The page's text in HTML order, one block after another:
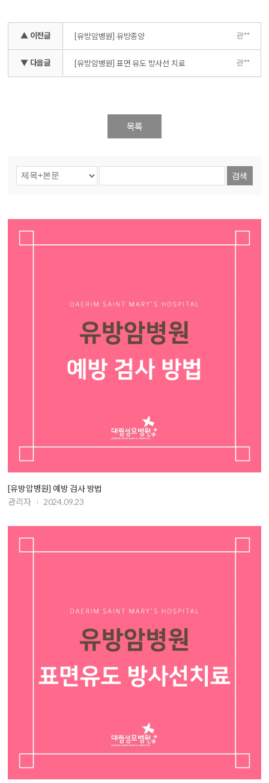
▲ 이전글 [유방암병원] 유방종양 관**
▼ 다음글 [유방암병원] 표면 유도 방사선 치료 관**
목록
검색
[유방압병원] 예방 검사 방법
관리자
2024.09.23